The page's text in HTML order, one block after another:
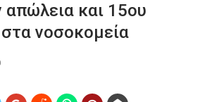
απώλεια και 15ου
νοσοκομεία